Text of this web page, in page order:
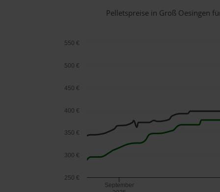
Pelletspreise in Groß Oesingen
September
250 €
300 €
350 €
400 €
450 €
500 €
550 €